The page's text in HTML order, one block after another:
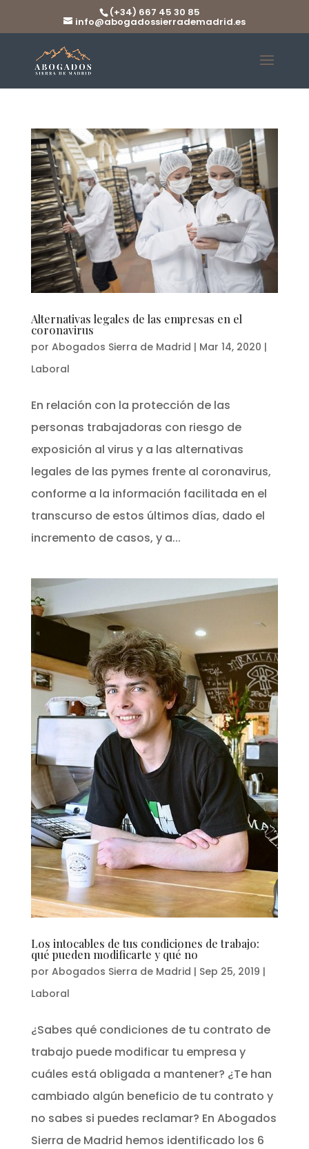
(+34) 667 45 30 85
info@abogadossierrademadrid.es
Alternativas legales de las empresas en el
coronavirus
por Abogados Sierra de Madrid | Mar 14, 2020 |
Laboral
En relación con la protección de las
personas trabajadoras con riesgo de
exposición al virus y a las alternativas
legales de las pymes frente al coronavirus,
conforme a la información facilitada en el
transcurso de estos últimos días, dado el
incremento de casos, y a...
Los intocables de tus condiciones de trabajo:
qué pueden modificarte y qué no
por Abogados Sierra de Madrid | Sep 25, 2019 |
Laboral
¿Sabes qué condiciones de tu contrato de
trabajo puede modificar tu empresa y
cuáles está obligada a mantener? ¿Te han
cambiado algún beneficio de tu contrato y
no sabes si puedes reclamar? En Abogados
Sierra de Madrid hemos identificado los 6